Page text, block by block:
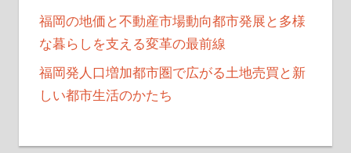
福岡の地価と不動産市場動向都市発展と多様
な暮らしを支える変革の最前線
福岡発人口増加都市圏で広がる土地売買と新
しい都市生活のかたち